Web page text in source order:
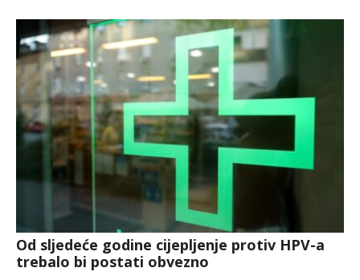
Od sljedeće godine cijepljenje protiv HPV-a
trebalo bi postati obvezno